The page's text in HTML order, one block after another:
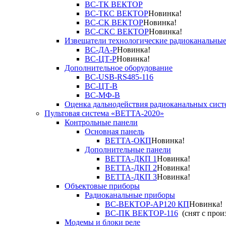
ВС-ТК ВЕКТОР
ВС-ТКС ВЕКТОРНовинка!
ВС-СК ВЕКТОРНовинка!
ВС-СКС ВЕКТОРНовинка!
Извещатели технологические радиоканальные
ВС-ДА-РНовинка!
ВС-ЦТ-РНовинка!
Дополнительное оборудование
ВС-USB-RS485-116
ВС-ЦТ-В
ВС-МФ-В
Оценка дальнодействия радиоканальных
Пультовая система «ВЕТТА-2020»
Контрольные панели
Основная панель
ВЕТТА-ОКПНовинка!
Дополнительные панели
ВЕТТА-ДКП 1Новинка!
ВЕТТА-ДКП 2Новинка!
ВЕТТА-ДКП 3Новинка!
Объектовые приборы
Радиоканальные приборы
ВС-ВЕКТОР-АР120 КПНовинка!
ВС-ПК ВЕКТОР-116 (снят с
Модемы и блоки реле